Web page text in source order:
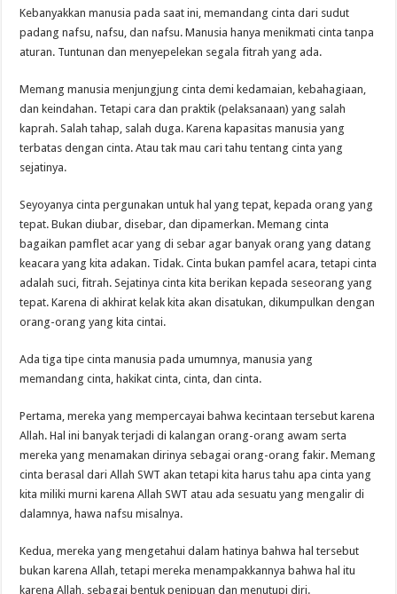
Kebanyakkan manusia pada saat ini, memandang cinta dari sudut
padang nafsu, nafsu, dan nafsu. Manusia hanya menikmati cinta tanpa
aturan. Tuntunan dan menyepelekan segala fitrah yang ada.
Memang manusia menjungjung cinta demi kedamaian, kebahagiaan,
dan keindahan. Tetapi cara dan praktik (pelaksanaan) yang salah
kaprah. Salah tahap, salah duga. Karena kapasitas manusia yang
terbatas dengan cinta. Atau tak mau cari tahu tentang cinta yang
sejatinya.
Seyoyanya cinta pergunakan untuk hal yang tepat, kepada orang yang
tepat. Bukan diubar, disebar, dan dipamerkan. Memang cinta
bagaikan pamflet acar yang di sebar agar banyak orang yang datang
keacara yang kita adakan. Tidak. Cinta bukan pamfel acara, tetapi cinta
adalah suci, fitrah. Sejatinya cinta kita berikan kepada seseorang yang
tepat. Karena di akhirat kelak kita akan disatukan, dikumpulkan dengan
orang-orang yang kita cintai.
Ada tiga tipe cinta manusia pada umumnya, manusia yang
memandang cinta, hakikat cinta, cinta, dan cinta.
Pertama, mereka yang mempercayai bahwa kecintaan tersebut karena
Allah. Hal ini banyak terjadi di kalangan orang-orang awam serta
mereka yang menamakan dirinya sebagai orang-orang fakir. Memang
cinta berasal dari Allah SWT akan tetapi kita harus tahu apa cinta yang
kita miliki murni karena Allah SWT atau ada sesuatu yang mengalir di
dalamnya, hawa nafsu misalnya.
Kedua, mereka yang mengetahui dalam hatinya bahwa hal tersebut
bukan karena Allah, tetapi mereka menampakkannya bahwa hal itu
karena Allah, sebagai bentuk penipuan dan menutupi diri.